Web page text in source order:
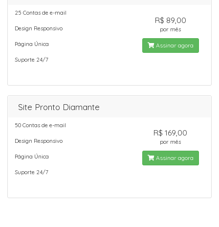
25 Contas de e-mail
Design Responsivo
Página Única
Suporte 24/7
R$ 89,00
por mês
Assinar agora
Site Pronto Diamante
50 Contas de e-mail
Design Responsivo
Página Única
Suporte 24/7
R$ 169,00
por mês
Assinar agora